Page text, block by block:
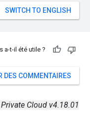
a-t-il été utile ?
DES COMMENTAIRES
Cloud v4.18.01